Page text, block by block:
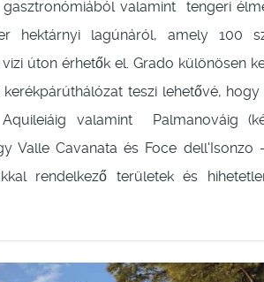
valamint tengeri
lagúnáról, amely 100
úton érhetők el. Grado különösen
teszi lehetővé,
valamint Palmanováig
Valle Cavanata és Foce dell'Isonzo
rendelkező területek és